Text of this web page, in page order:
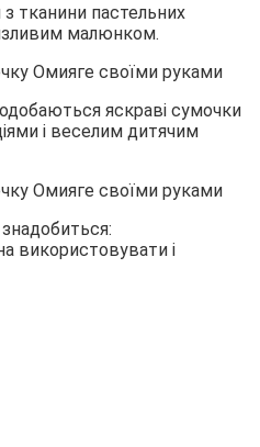
тканини пастельних
малюнком.
яскраві сумочки
і веселим дитячим
використовувати і